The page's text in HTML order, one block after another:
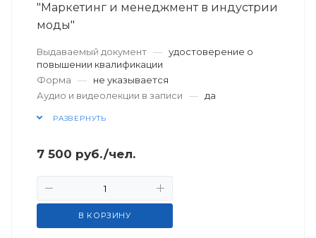
"Маркетинг и менеджмент в индустрии
моды"
Выдаваемый документ — удостоверение о
повышении квалификации
Форма
—
не указывается
Аудио и видеолекции в записи
— да
РАЗВЕРНУТЬ
7 500 руб./чел.
В КОРЗИНУ